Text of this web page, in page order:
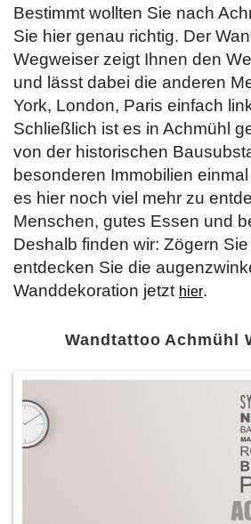
Bestimmt wollten Sie nach
Sie hier genau richtig. Der
Wegweiser zeigt Ihnen den
und lässt dabei die anderen
York, London, Paris einfach
Schließlich ist es in Achmühl
von der historischen
besonderen Immobilien
es hier noch viel mehr zu
Menschen, gutes Essen und
Deshalb finden wir: Zögern
entdecken Sie die
Wanddekoration jetzt hier.
Wandtattoo Achmühl